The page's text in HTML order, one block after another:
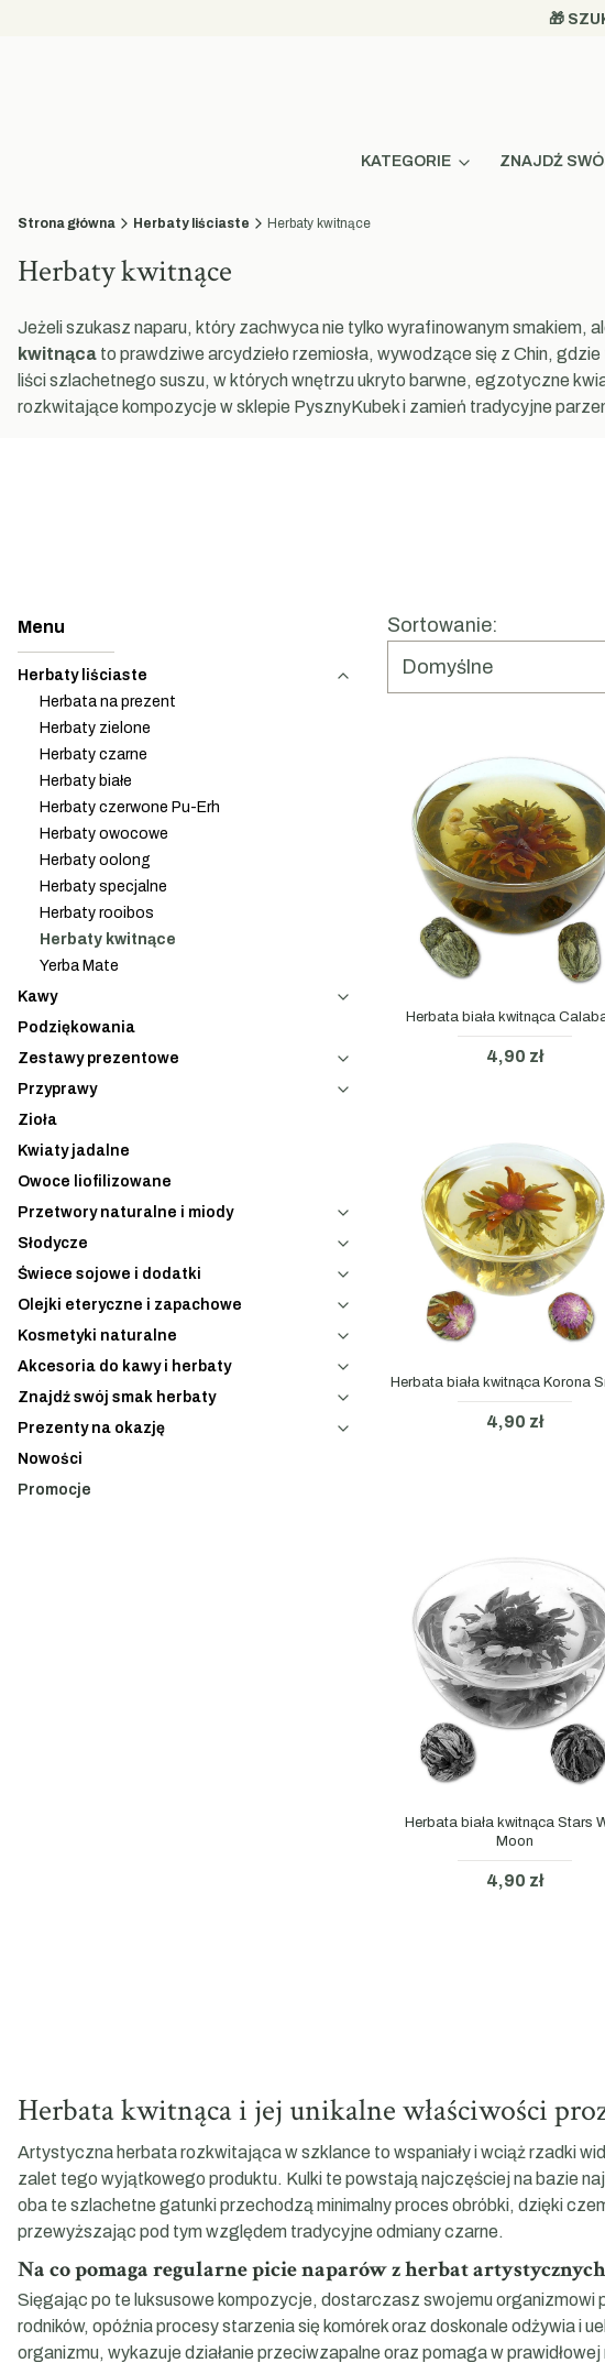
🎁
KATEGORIE ZNAJDŹ
Strona główna Herbaty liściaste Herbaty kwitnące
Herbaty kwitnące
Jeżeli szukasz naparu, który zachwyca nie tylko wyrafinowanym smakiem,
kwitnąca to prawdziwe arcydzieło rzemiosła, wywodzące się z Chin,
liści szlachetnego suszu, w których wnętrzu ukryto barwne, egzotyczne
rozkwitające kompozycje w sklepie PysznyKubek i zamień tradycyjne
Herbaty liściaste
Herbata na prezent
Herbaty zielone
Herbaty czarne
Herbaty białe
Herbaty czerwone Pu-Erh
Herbaty owocowe
Herbaty oolong
Herbaty specjalne
Herbaty rooibos
Herbaty kwitnące
Yerba Mate
Kawy
Podziękowania
Zestawy prezentowe
Przyprawy
Zioła
Kwiaty jadalne
Owoce liofilizowane
Przetwory naturalne i miody
Słodycze
Świece sojowe i dodatki
Olejki eteryczne i zapachowe
Kosmetyki naturalne
Akcesoria do kawy i herbaty
Znajdź swój smak herbaty
Prezenty na okazję
Nowości
Promocje
Lista
Sortowanie:
Domyślne
Herbata biała kwitnąca
4,90 zł
Herbata biała kwitnąca Korona
4,90 zł
Herbata biała kwitnąca Stars
Moon
4,90 zł
Herbata kwitnąca i jej unikalne właściwości
Artystyczna herbata rozkwitająca w szklance to wspaniały i wciąż rzadki
zalet tego wyjątkowego produktu. Kulki te powstają najczęściej na bazie
oba te szlachetne gatunki przechodzą minimalny proces obróbki, dzięki
przewyższając pod tym względem tradycyjne odmiany czarne.
Na co pomaga regularne picie naparów z herbat
Sięgając po te luksusowe kompozycje, dostarczasz swojemu
rodników, opóźnia procesy starzenia się komórek oraz doskonale odżywia
organizmu, wykazuje działanie przeciwzapalne oraz pomaga w